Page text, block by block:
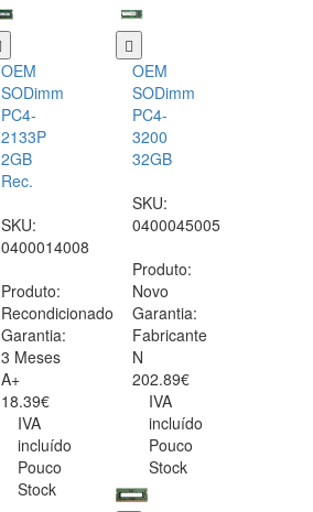
OEM
SODimm
PC4-
2133P
2GB
Rec.
SKU:
0400014008
Produto:
Recondicionado
Garantia:
3 Meses
A+
18.39€
IVA
incluído
Pouco
Stock
OEM
SODimm
PC4-
3200
32GB
SKU:
0400045005
Produto:
Novo
Garantia:
Fabricante
N
202.89€
IVA
incluído
Pouco
Stock